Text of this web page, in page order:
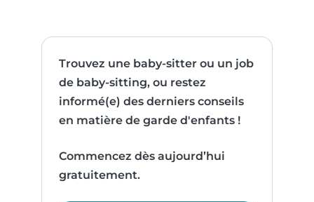
Trouvez une baby-sitter ou un job
de baby-sitting, ou restez
informé(e) des derniers conseils
en matière de garde d'enfants !
Commencez dès aujourd’hui
gratuitement.